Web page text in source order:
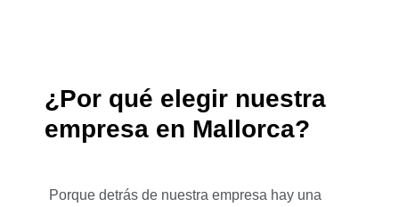
¿Por qué elegir nuestra
empresa en Mallorca?
Porque detrás de nuestra empresa hay una